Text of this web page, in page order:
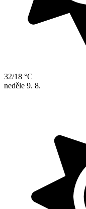
32/18 °C
neděle 9. 8.